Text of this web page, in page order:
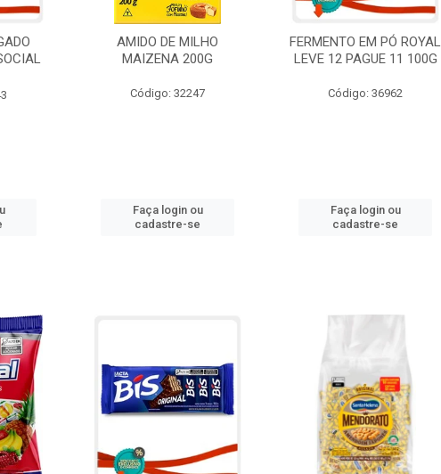
AMIDO DE MILHO
MAIZENA 200G
Código: 32247
Faça login ou
cadastre-se
FERMENTO EM PÓ ROYAL
LEVE 12 PAGUE 11 100G
Código: 36962
Faça login ou
cadastre-se